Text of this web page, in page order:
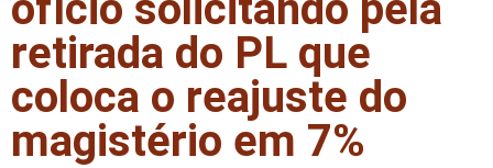
retirada do PL que
coloca o reajuste do
magistério em 7%